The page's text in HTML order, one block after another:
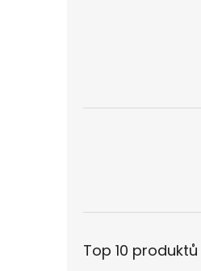
Top 10 produktů